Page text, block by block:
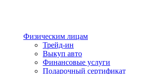
Физическим лицам
Трейд-ин
Выкуп авто
Финансовые услуги
Подарочный сертификат